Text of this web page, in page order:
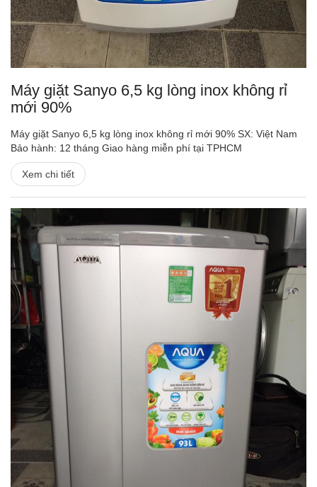
Máy giặt Sanyo 6,5 kg lòng inox không rỉ
mới 90%
Máy giặt Sanyo 6,5 kg lòng inox không rỉ mới 90% SX: Việt Nam
Bảo hành: 12 tháng Giao hàng miễn phí tại TPHCM
Xem chi tiết